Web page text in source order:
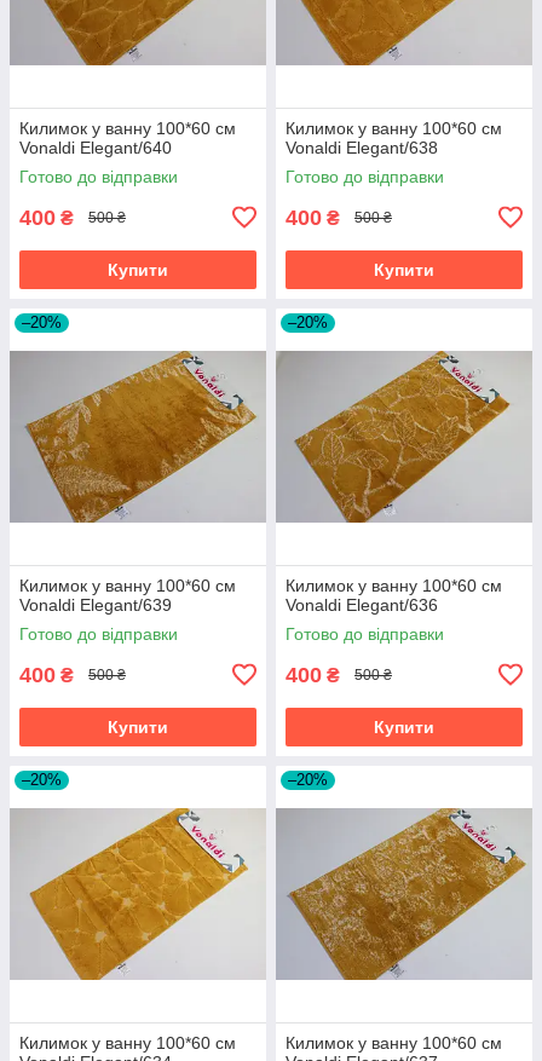
Килимок у ванну 100*60 см
Vonaldi Elegant/640
Готово до відправки
400 ₴ 500 ₴
Купити
Килимок у ванну 100*60 см
Vonaldi Elegant/638
Готово до відправки
400 ₴ 500 ₴
Купити
–20%
Килимок у ванну 100*60 см
Vonaldi Elegant/639
Готово до відправки
400 ₴ 500 ₴
Купити
–20%
Килимок у ванну 100*60 см
Vonaldi Elegant/636
Готово до відправки
400 ₴ 500 ₴
Купити
–20%
Килимок у ванну 100*60 см
–20%
Килимок у ванну 100*60 см